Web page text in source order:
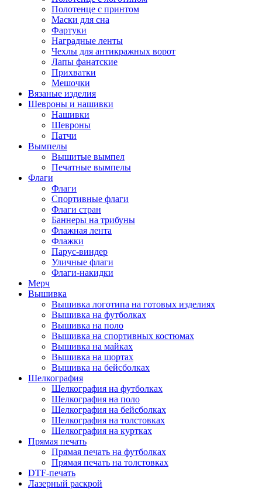
Полотенце с принтом
Маски для сна
Фартуки
Наградные ленты
Чехлы для антикражных ворот
Лапы фанатские
Прихватки
Мешочки
Вязаные изделия
Шевроны и нашивки
Нашивки
Шевроны
Патчи
Вымпелы
Вышитые вымпел
Печатные вымпелы
Флаги
Флаги
Спортивные флаги
Флаги стран
Баннеры на трибуны
Флажная лента
Флажки
Парус-виндер
Уличные флаги
Флаги-накидки
Мерч
Вышивка
Вышивка логотипа на готовых изделиях
Вышивка на футболках
Вышивка на поло
Вышивка на спортивных костюмах
Вышивка на майках
Вышивка на шортах
Вышивка на бейсболках
Шелкография
Шелкография на футболках
Шелкография на поло
Шелкография на бейсболках
Шелкография на толстовках
Шелкография на куртках
Прямая печать
Прямая печать на футболках
Прямая печать на толстовках
DTF-печать
Лазерный раскрой